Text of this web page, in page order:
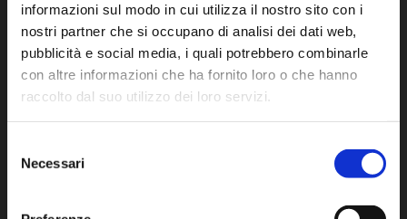
informazioni sul modo in cui utilizza il nostro sito con i
nostri partner che si occupano di analisi dei dati web,
pubblicità e social media, i quali potrebbero combinarle
con altre informazioni che ha fornito loro o che hanno
raccolto dal suo utilizzo dei loro servizi.
delNecessari
CONTATTI
LAURA PINTUS
Via Prof Pittalis, 7C
P.IVA: 02622340905